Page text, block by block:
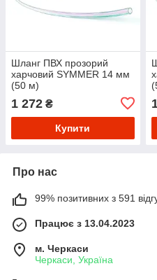
Шланг ПВХ прозорий
харчовий SYMMER 14 мм
(50 м)
1 272 ₴
Купити
Про нас
99% позитивних з 591
Працює з 13.04.2023
м. Черкаси
Черкаси, Україна